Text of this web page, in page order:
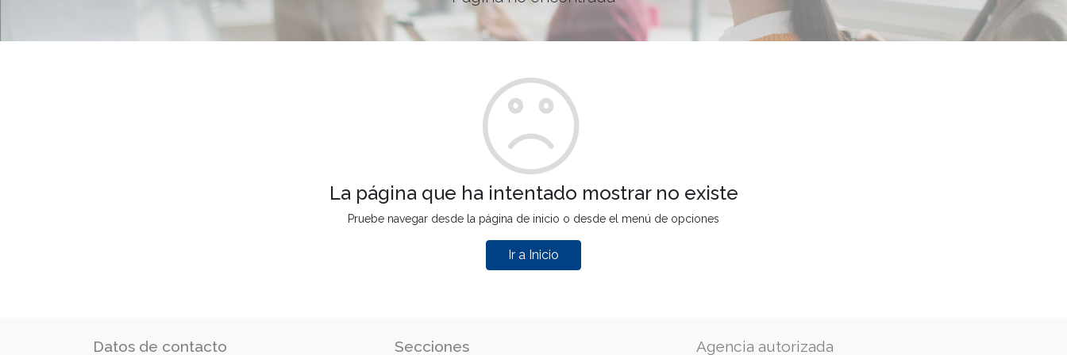
La página que ha intentado mostrar no existe
Pruebe navegar desde la página de inicio o desde el menú de opciones
Ir a Inicio
Datos de contacto Secciones Agencia autorizada